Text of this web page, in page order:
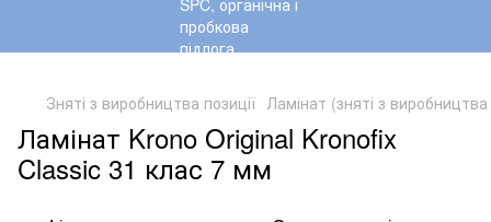
Зняті з виробництва позиції Ламінат (зняті з виробництва
Ламінат Krono Original Kronofix
Classic 31 клас 7 мм